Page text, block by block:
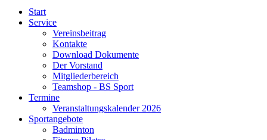
Start
Service
Vereinsbeitrag
Kontakte
Download Dokumente
Der Vorstand
Mitgliederbereich
Teamshop - BS Sport
Termine
Veranstaltungskalender 2026
Sportangebote
Badminton